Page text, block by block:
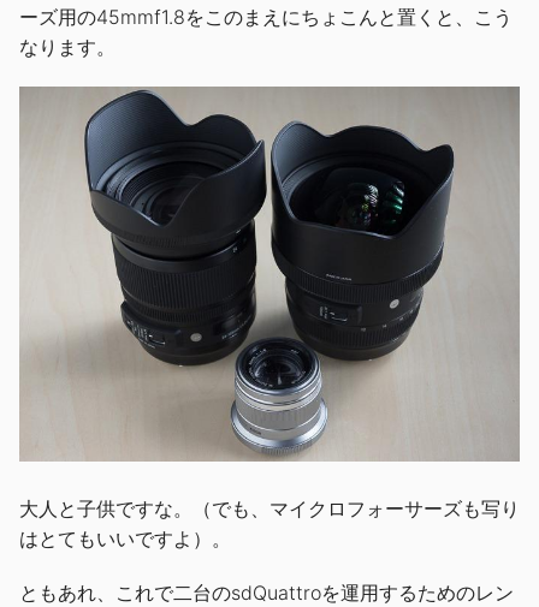
ーズ用の45mmf1.8をこのまえにちょこんと置くと、こう
なります。
大人と子供ですな。（でも、マイクロフォーサーズも写り
はとてもいいですよ）。
ともあれ、これで二台のsdQuattroを運用するためのレン